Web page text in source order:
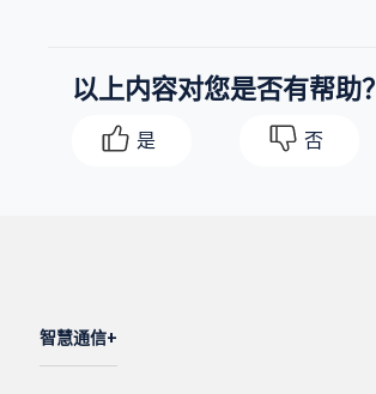
以上内容对您是否有帮助？
是 否
智慧通信